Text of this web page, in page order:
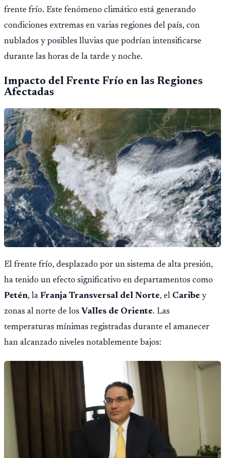
frente frío. Este fenómeno climático está generando
condiciones extremas en varias regiones del país, con
nublados y posibles lluvias que podrían intensificarse
durante las horas de la tarde y noche.
Impacto del Frente Frío en las Regiones
Afectadas
El frente frío, desplazado por un sistema de alta presión,
ha tenido un efecto significativo en departamentos como
Petén, la Franja Transversal del Norte, el Caribe y
zonas al norte de los Valles de Oriente. Las
temperaturas mínimas registradas durante el amanecer
han alcanzado niveles notablemente bajos: